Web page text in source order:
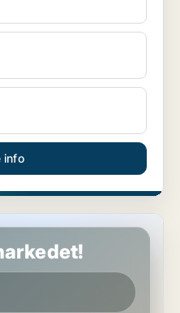
info